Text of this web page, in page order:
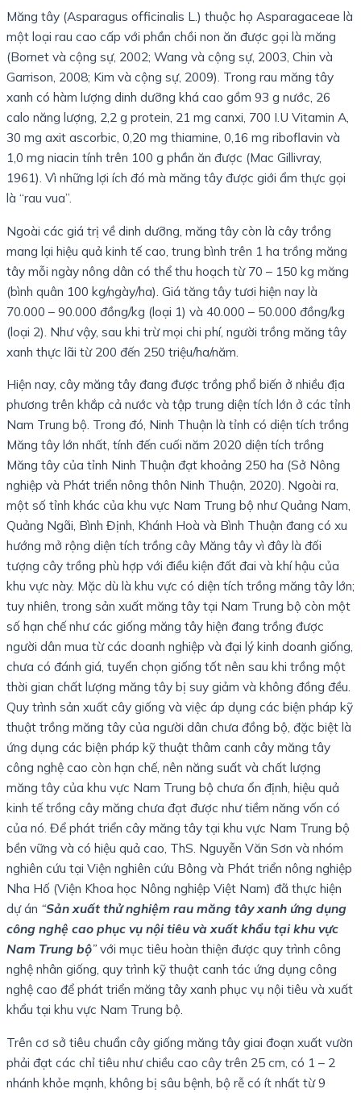
Măng tây (Asparagus officinalis L.) thuộc họ Asparagaceae là
một loại rau cao cấp với phần chồi non ăn được gọi là măng
(Bornet và cộng sự, 2002; Wang và cộng sự, 2003, Chin và
Garrison, 2008; Kim và cộng sự, 2009). Trong rau măng tây
xanh có hàm lượng dinh dưỡng khá cao gồm 93 g nước, 26
calo năng lượng, 2,2 g protein, 21 mg canxi, 700 I.U Vitamin A,
30 mg axit ascorbic, 0,20 mg thiamine, 0,16 mg riboflavin và
1,0 mg niacin tính trên 100 g phần ăn được (Mac Gillivray,
1961). Vì những lợi ích đó mà măng tây được giới ẩm thực gọi
là “rau vua”.
Ngoài các giá trị về dinh dưỡng, măng tây còn là cây trồng
mang lại hiệu quả kinh tế cao, trung bình trên 1 ha trồng măng
tây mỗi ngày nông dân có thể thu hoạch từ 70 – 150 kg măng
(bình quân 100 kg/ngày/ha). Giá tăng tây tươi hiện nay là
70.000 – 90.000 đồng/kg (loại 1) và 40.000 – 50.000 đồng/kg
(loại 2). Như vậy, sau khi trừ mọi chi phí, người trồng măng tây
xanh thực lãi từ 200 đến 250 triệu/ha/năm.
Hiện nay, cây măng tây đang được trồng phổ biến ở nhiều địa
phương trên khắp cả nước và tập trung diện tích lớn ở các tỉnh
Nam Trung bộ. Trong đó, Ninh Thuận là tỉnh có diện tích trồng
Măng tây lớn nhất, tính đến cuối năm 2020 diện tích trồng
Măng tây của tỉnh Ninh Thuận đạt khoảng 250 ha (Sở Nông
nghiệp và Phát triển nông thôn Ninh Thuận, 2020). Ngoài ra,
một số tỉnh khác của khu vực Nam Trung bộ như Quảng Nam,
Quảng Ngãi, Bình Định, Khánh Hoà và Bình Thuận đang có xu
hướng mở rộng diện tích trồng cây Măng tây vì đây là đối
tượng cây trồng phù hợp với điều kiện đất đai và khí hậu của
khu vực này. Mặc dù là khu vực có diện tích trồng măng tây lớn;
tuy nhiên, trong sản xuất măng tây tại Nam Trung bộ còn một
số hạn chế như các giống măng tây hiện đang trồng được
người dân mua từ các doanh nghiệp và đại lý kinh doanh giống,
chưa có đánh giá, tuyển chọn giống tốt nên sau khi trồng một
thời gian chất lượng măng tây bị suy giảm và không đồng đều.
Quy trình sản xuất cây giống và việc áp dụng các biện pháp kỹ
thuật trồng măng tây của người dân chưa đồng bộ, đặc biệt là
ứng dụng các biện pháp kỹ thuật thâm canh cây măng tây
công nghệ cao còn hạn chế, nên năng suất và chất lượng
măng tây của khu vực Nam Trung bộ chưa ổn định, hiệu quả
kinh tế trồng cây măng chưa đạt được như tiềm năng vốn có
của nó. Để phát triển cây măng tây tại khu vực Nam Trung bộ
bền vững và có hiệu quả cao, ThS. Nguyễn Văn Sơn và nhóm
nghiên cứu tại Viện nghiên cứu Bông và Phát triển nông nghiệp
Nha Hố (Viện Khoa học Nông nghiệp Việt Nam) đã thực hiện
dự án “Sản xuất thử nghiệm rau măng tây xanh ứng dụng
công nghệ cao phục vụ nội tiêu và xuất khẩu tại khu vực
Nam Trung bộ”với mục tiêu hoàn thiện được quy trình công
nghệ nhân giống, quy trình kỹ thuật canh tác ứng dụng công
nghệ cao để phát triển măng tây xanh phục vụ nội tiêu và xuất
khẩu tại khu vực Nam Trung bộ.
Trên cơ sở tiêu chuẩn cây giống măng tây giai đoạn xuất vườn
phải đạt các chỉ tiêu như chiều cao cây trên 25 cm, có 1 – 2
nhánh khỏe mạnh, không bị sâu bệnh, bộ rễ có ít nhất từ 9